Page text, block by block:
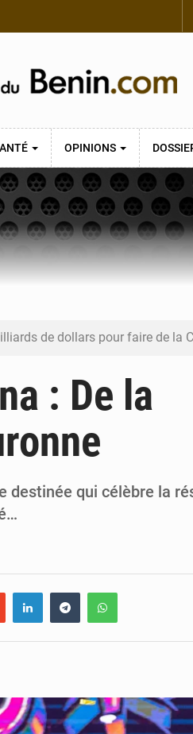
OPINIONS
de dollars pour faire de la CDN 3.0 un
premier combat de la
en Première Division
: De la
destinée qui célèbre la